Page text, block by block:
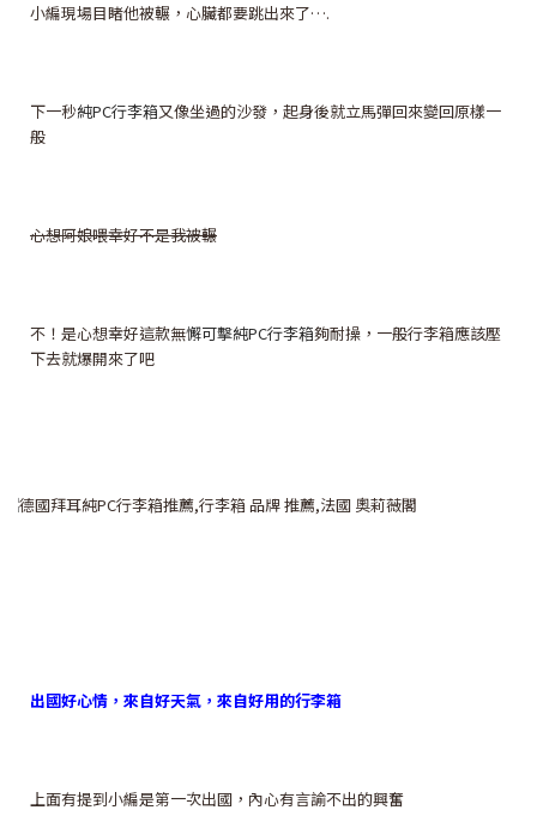
小編現場目睹他被輾，心臟都要跳出來了….
下一秒純PC行李箱又像坐過的沙發，起身後就立馬彈回來變回原樣一
般
心想阿娘喂幸好不是我被輾
不！是心想幸好這款無懈可擊純PC行李箱夠耐操，一般行李箱應該壓
下去就爆開來了吧
出國好心情，來自好天氣，來自好用的行李箱
上面有提到小編是第一次出國，內心有言諭不出的興奮